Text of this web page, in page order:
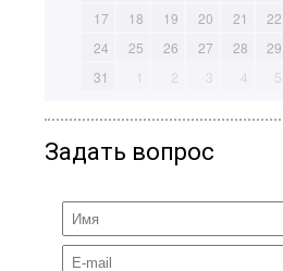
17
18 19 20 21 22
24
25 26 27 28 29
31
1 2 3 4 5
Задать вопрос